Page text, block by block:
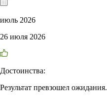
июль 2026
26 июля 2026
Достоинства:
Результат превзошел ожидания.